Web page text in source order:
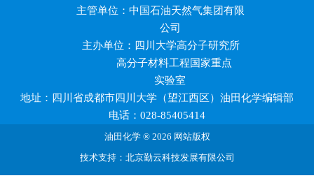
主管单位：中国石油天然气集团有限
公司
主办单位：四川大学高分子研究所
高分子材料工程国家重点
实验室
地址：四川省成都市四川大学（望江西区）油田化学编辑部
电话：028-85405414
油田化学 ® 2026 网站版权
技术支持：北京勤云科技发展有限公司